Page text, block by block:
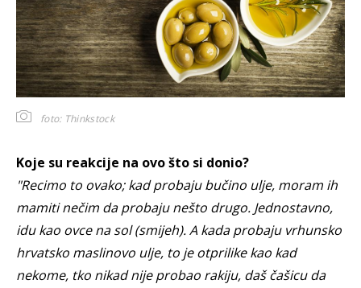
foto: Thinkstock
Koje su reakcije na ovo što si donio?
"Recimo to ovako; kad probaju bučino ulje, moram ih
mamiti nečim da probaju nešto drugo. Jednostavno,
idu kao ovce na sol (smijeh). A kada probaju vrhunsko
hrvatsko maslinovo ulje, to je otprilike kao kad
nekome, tko nikad nije probao rakiju, daš čašicu da